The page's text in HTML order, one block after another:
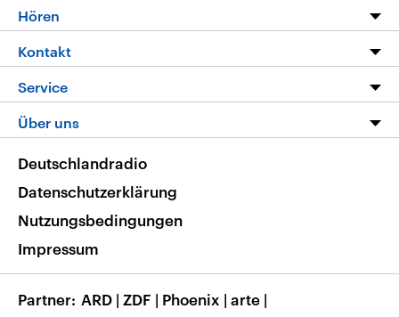
Programm
Die Nachrichten
Nachrichtenleicht
Neue Beiträge auf dlf.de
Hören
Livestream
Podcasts
Deutschlandfunk App
Nachrichten App
Frequenzen
Kontakt
Hörerservice
Service
FAQ
Veranstaltungen
Musikliste
RSS
Über uns
Barrierefreiheit
Deutschlandradio
Datenschutzerklärung
Nutzungsbedingungen
Impressum
Partner ARD | ZDF | Phoenix | arte |